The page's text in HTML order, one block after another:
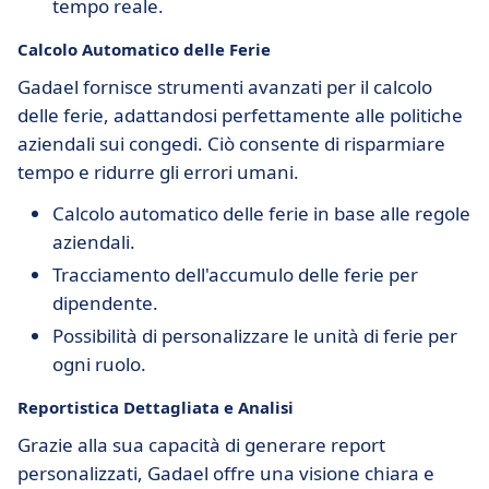
tempo reale.
Calcolo Automatico delle Ferie
Gadael fornisce strumenti avanzati per il calcolo
delle ferie, adattandosi perfettamente alle politiche
aziendali sui congedi. Ciò consente di risparmiare
tempo e ridurre gli errori umani.
Calcolo automatico delle ferie in base alle regole
aziendali.
Tracciamento dell'accumulo delle ferie per
dipendente.
Possibilità di personalizzare le unità di ferie per
ogni ruolo.
Reportistica Dettagliata e Analisi
Grazie alla sua capacità di generare report
personalizzati, Gadael offre una visione chiara e